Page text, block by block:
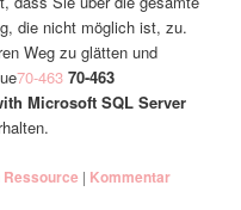
die nicht möglich ist, zu.
Weg zu glätten und
70-463 70-463
Microsoft SQL Server
| Kommentar